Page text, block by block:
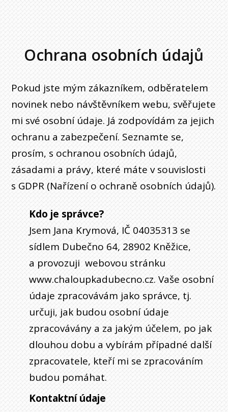
Ochrana osobních údajů
Pokud jste mým zákazníkem, odběratelem
novinek nebo návštěvníkem webu, svěřujete
mi své osobní údaje. Já zodpovídám za jejich
ochranu a zabezpečení. Seznamte se,
prosím, s ochranou osobních údajů,
zásadami a právy, které máte v souvislosti
s GDPR (Nařízení o ochraně osobních údajů).
Kdo je správce?
Jsem Jana Krymová, IČ 04035313 se
sídlem Dubečno 64, 28902 Kněžice,
a provozuji webovou stránku
www.chaloupkadubecno.cz. Vaše osobní
údaje zpracovávám jako správce, tj.
určuji, jak budou osobní údaje
zpracovávány a za jakým účelem, po jak
dlouhou dobu a vybírám případné další
zpracovatele, kteří mi se zpracováním
budou pomáhat.
Kontaktní údaje